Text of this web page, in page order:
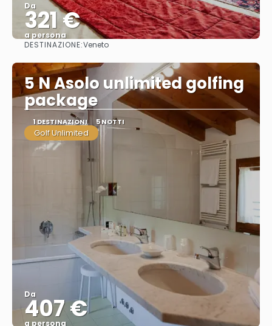
Da
321 €
a persona
DESTINAZIONE:Veneto
5 N Asolo unlimited golfing
package
1 DESTINAZIONI 5 NOTTI
Golf Unlimited
Da
407 €
a persona